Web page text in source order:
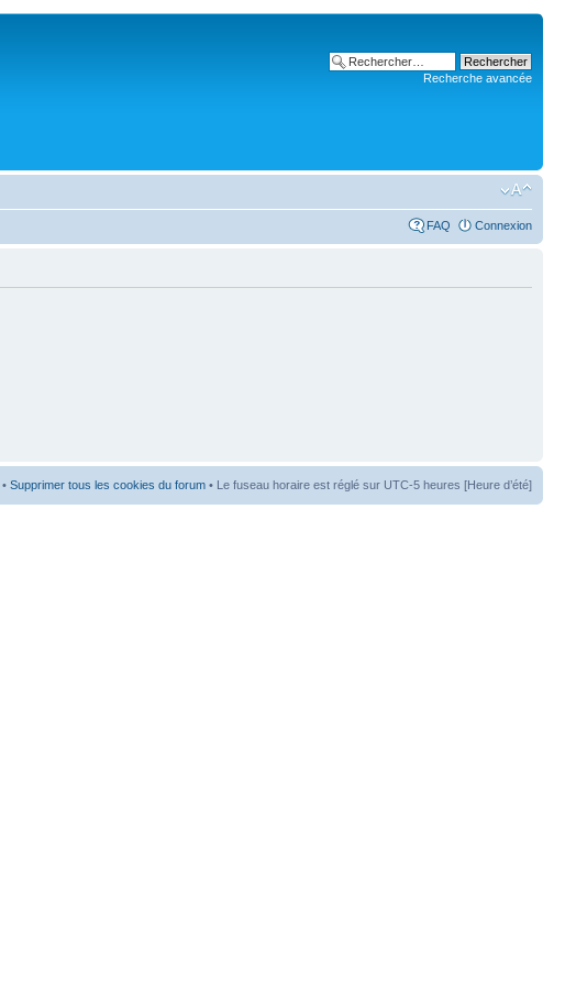
Recherche avancée
FAQ Connexion
• Supprimer tous les cookies du forum • Le fuseau horaire est réglé sur UTC-5 heures [Heure d’été]